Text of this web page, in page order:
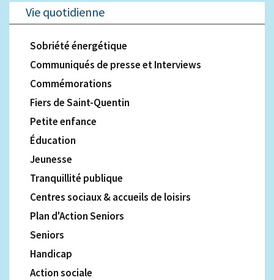
Vie quotidienne
Sobriété énergétique
Communiqués de presse et Interviews
Commémorations
Fiers de Saint-Quentin
Petite enfance
Éducation
Jeunesse
Tranquillité publique
Centres sociaux & accueils de loisirs
Plan d'Action Seniors
Seniors
Handicap
Action sociale